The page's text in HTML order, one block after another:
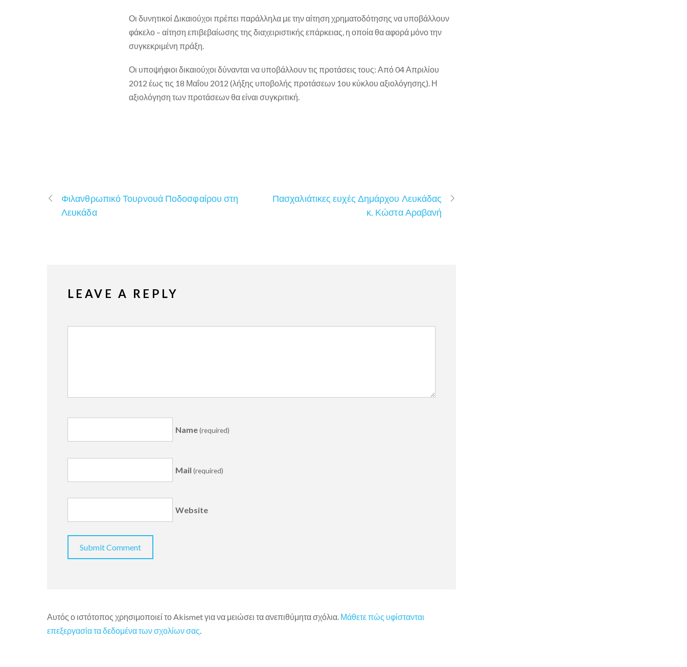
Οι δυνητικοί Δικαιούχοι πρέπει παράλληλα με την αίτηση χρηματοδότησης να υποβάλλουν
φάκελο – αίτηση επιβεβαίωσης της διαχειριστικής επάρκειας, η οποία θα αφορά μόνο την
συγκεκριμένη πράξη.
Οι υποψήφιοι δικαιούχοι δύνανται να υποβάλλουν τις προτάσεις τους: Από 04 Απριλίου
2012 έως τις 18 Μαΐου 2012 (λήξης υποβολής προτάσεων 1ου κύκλου αξιολόγησης). Η
αξιολόγηση των προτάσεων θα είναι συγκριτική.
Φιλανθρωπικό Τουρνουά Ποδοσφαίρου στη
Λευκάδα
Πασχαλιάτικες ευχές Δημάρχου Λευκάδας
κ. Κώστα Αραβανή
LEAVE A REPLY
Name(required)
Mail(required)
Website
Αυτός ο ιστότοπος χρησιμοποιεί το Akismet για να μειώσει τα ανεπιθύμητα σχόλια. Μάθετε πώς υφίστανται
επεξεργασία τα δεδομένα των σχολίων σας.